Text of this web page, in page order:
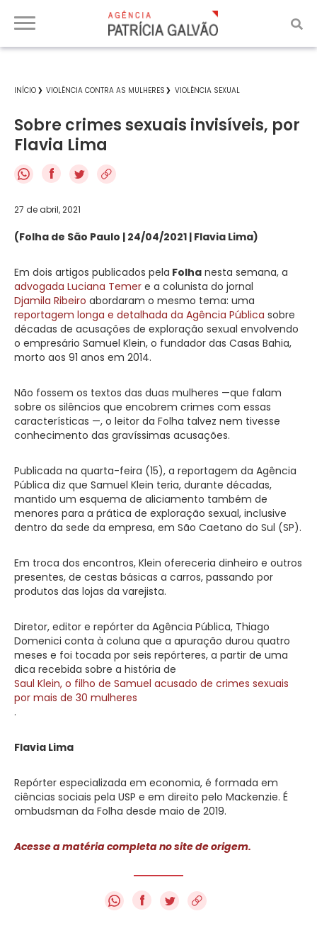
INÍCIO VIOLÊNCIA CONTRA AS MULHERES VIOLÊNCIA SEXUAL
Sobre crimes sexuais invisíveis, por
Flavia Lima
f
27 de abril, 2021
(Folha de São Paulo | 24/04/2021 | Flavia Lima)
Em dois artigos publicados pela Folha nesta semana, a
advogada Luciana Temer e a colunista do jornal
Djamila Ribeiro abordaram o mesmo tema: uma
reportagem longa e detalhada da Agência Pública sobre
décadas de acusações de exploração sexual envolvendo
o empresário Samuel Klein, o fundador das Casas Bahia,
morto aos 91 anos em 2014.
Não fossem os textos das duas mulheres —que falam
sobre os silêncios que encobrem crimes com essas
características —, o leitor da Folha talvez nem tivesse
conhecimento das gravíssimas acusações.
Publicada na quarta-feira (15), a reportagem da Agência
Pública diz que Samuel Klein teria, durante décadas,
mantido um esquema de aliciamento também de
menores para a prática de exploração sexual, inclusive
dentro da sede da empresa, em São Caetano do Sul (SP).
Em troca dos encontros, Klein ofereceria dinheiro e outros
presentes, de cestas básicas a carros, passando por
produtos das lojas da varejista.
Diretor, editor e repórter da Agência Pública, Thiago
Domenici conta à coluna que a apuração durou quatro
meses e foi tocada por seis repórteres, a partir de uma
dica recebida sobre a história de
Saul Klein, o filho de Samuel acusado de crimes sexuais
por mais de 30 mulheres
.
Flavia Lima
Repórter especializada em economia, é formada em
ciências sociais pela USP e em direito pelo Mackenzie. É
ombudsman da Folha desde maio de 2019.
Acesse a matéria completa no site de origem.
f